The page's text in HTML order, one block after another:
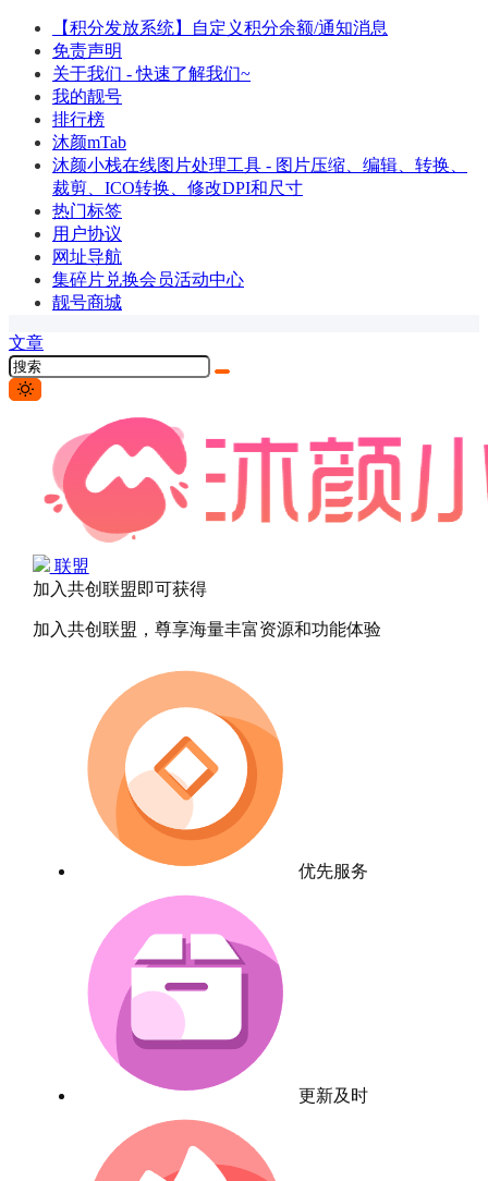
【积分发放系统】自定义积分余额/通知消息
免责声明
关于我们 - 快速了解我们~
我的靓号
排行榜
沐颜mTab
沐颜小栈在线图片处理工具 - 图片压缩、编辑、转换、
裁剪、ICO转换、修改DPI和尺寸
热门标签
用户协议
网址导航
集碎片兑换会员活动中心
靓号商城
文章
联盟
加入共创联盟即可获得
加入共创联盟，尊享海量丰富资源和功能体验
优先服务
更新及时